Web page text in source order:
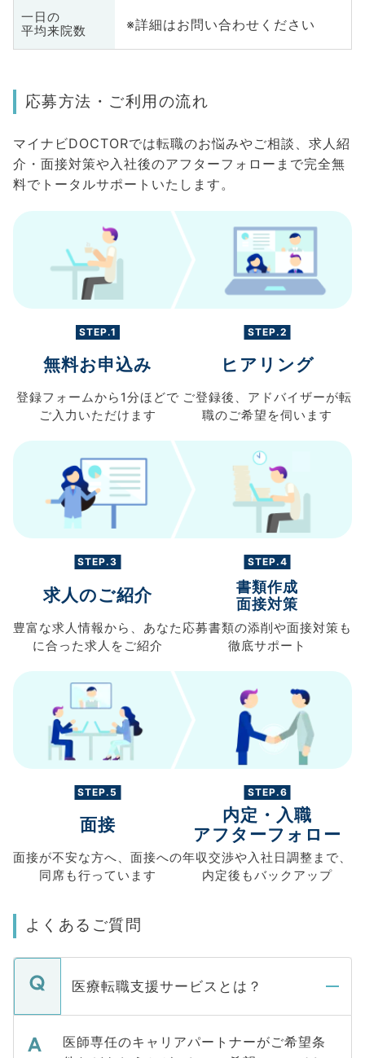
一日の
平均来院数
※詳細はお問い合わせください
応募方法・ご利用の流れ
マイナビDOCTORでは転職のお悩みやご相談、求人紹
介・面接対策や入社後のアフターフォローまで完全無
料でトータルサポートいたします。
STEP.1
無料お申込み
登録フォームから 1分ほどで
ご入力 いただけます
STEP.2
ヒアリング
ご登録後、 アドバイザーが転
職のご希望を伺います
STEP.3
求人のご紹介
豊富な求人情報から、 あなた
に合った求人を ご紹介
STEP.4
書類作成
面接対策
応募書類の添削や面接対策も
徹底サポート
STEP.5
面接
面接が不安な方へ、 面接への
同席も行っています
STEP.6
内定・入職
アフターフォロー
年収交渉や入社日調整まで、
内定後もバックアップ
よくあるご質問
医療転職支援サービスとは？
医師専任のキャリアパートナーがご希望条